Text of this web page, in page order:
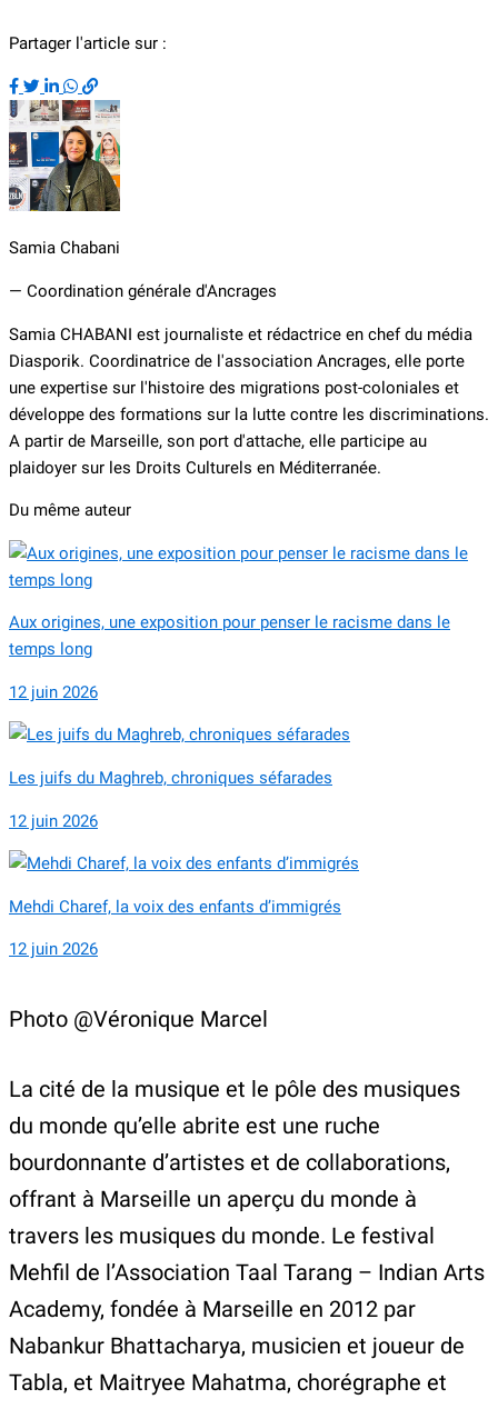
Partager l'article sur :
Samia Chabani
— Coordination générale d'Ancrages
Samia CHABANI est journaliste et rédactrice en chef du média
Diasporik. Coordinatrice de l'association Ancrages, elle porte
une expertise sur l'histoire des migrations post-coloniales et
développe des formations sur la lutte contre les discriminations.
A partir de Marseille, son port d'attache, elle participe au
plaidoyer sur les Droits Culturels en Méditerranée.
Du même auteur
Aux origines, une exposition pour penser le racisme dans le
temps long
12 juin 2026
Les juifs du Maghreb, chroniques séfarades
12 juin 2026
Mehdi Charef, la voix des enfants d’immigrés
12 juin 2026
Photo @Véronique Marcel
La cité de la musique et le pôle des musiques
du monde qu’elle abrite est une ruche
bourdonnante d’artistes et de collaborations,
offrant à Marseille un aperçu du monde à
travers les musiques du monde. Le festival
Mehfil de l’Association Taal Tarang – Indian Arts
Academy, fondée à Marseille en 2012 par
Nabankur Bhattacharya, musicien et joueur de
Tabla, et Maitryee Mahatma, chorégraphe et